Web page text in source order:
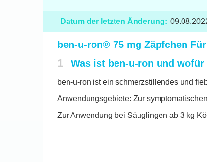
Datum der letzten Änderung:
ben-u-ron® 75 mg Zäpfchen
1 Was ist ben-u-ron und
ben-u-ron ist ein schmerzstillendes und
Anwendungsgebiete: Zur
Zur Anwendung bei Säuglingen ab 3 kg